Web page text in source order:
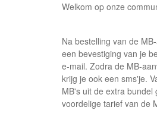
Welkom op onze
Na bestelling van de
een bevestiging van je
e-mail. Zodra de MB-
krijg je ook een sms'je.
MB's uit de extra
voordelige tarief van de